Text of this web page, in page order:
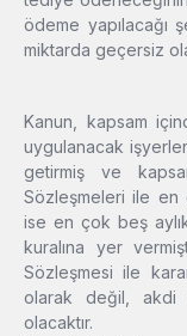
ödeme yapılacağı
miktarda geçersiz
Kanun, kapsam
uygulanacak
getirmiş ve
Sözleşmeleri ile en
ise en çok beş
kuralına yer
Sözleşmesi ile
olarak değil, akdi
olacaktır.